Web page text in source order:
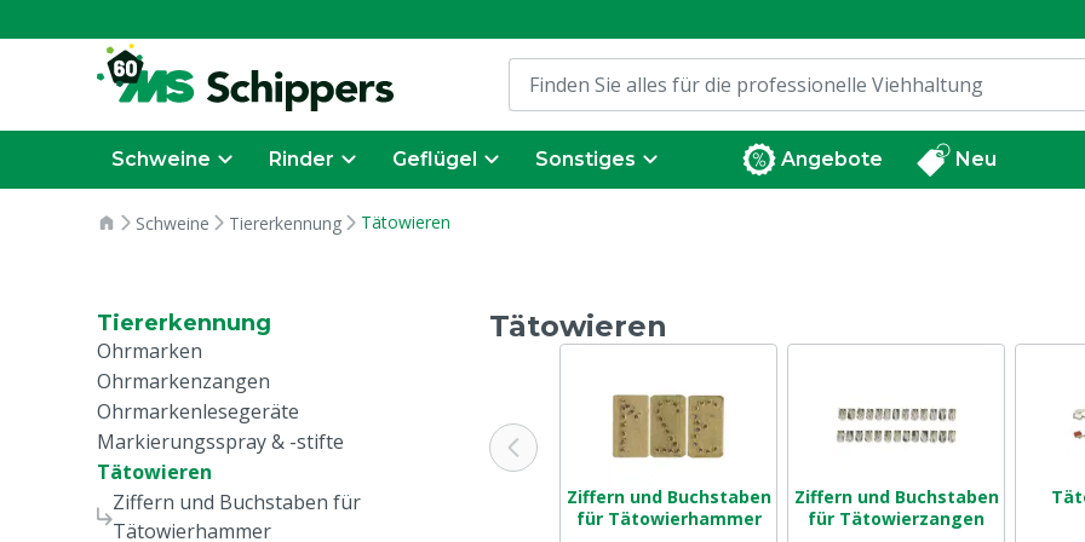
Schweine Rinder Geflügel Sonstiges Angebote Neu
Schweine Tiererkennung Tätowieren
Tiererkennung
Ohrmarken
Ohrmarkenzangen
Ohrmarkenlesegeräte
Markierungsspray & -stifte
Tätowieren
Ziffern und Buchstaben für
Tätowierhammer
Tätowieren
Ziffern und Buchstaben
für Tätowierhammer
Ziffern und Buchstaben
für Tätowierzangen